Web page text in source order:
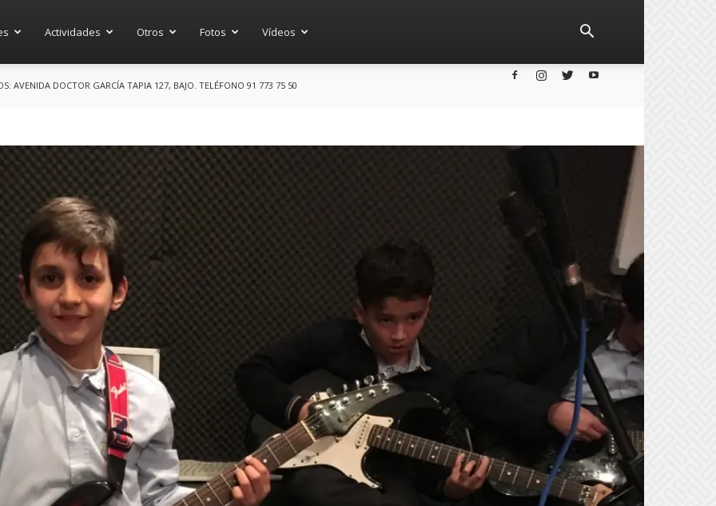
Actividades Otros Fotos Vídeos
AVENIDA DOCTOR GARCÍA TAPIA 127, BAJO. TELÉFONO 91 773 75 50